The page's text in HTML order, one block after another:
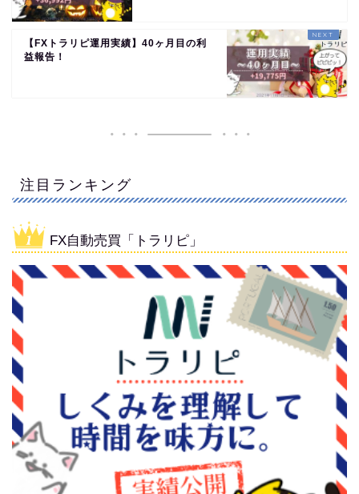
【FXトラリピ運用実績】40ヶ月目の利
益報告！
注目ランキング
FX自動売買「トラリピ」